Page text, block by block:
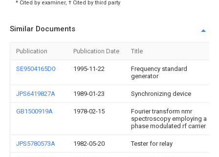
* Cited by examiner, † Cited by third party
Similar Documents
Publication Publication Date Title
SE9504165D0 1995-11-22
Frequency standard
generator
JPS6419827A 1989-01-23 Synchronizing device
GB1500919A 1978-02-15
Fourier transform nmr
spectroscopy employing a
phase modulated rf carrier
JPS5780573A 1982-05-20 Tester for relay